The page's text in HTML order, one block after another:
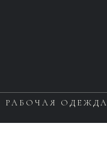
РАБОЧАЯ ОДЕЖДА